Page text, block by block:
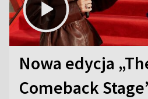
Nowa edycja
Comeback